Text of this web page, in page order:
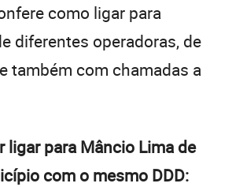
como ligar para
diferentes operadoras, de
também com chamadas a
ligar para Mâncio Lima de
com o mesmo DDD: